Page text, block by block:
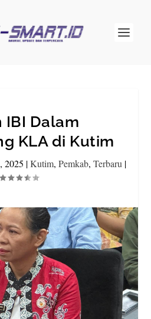
IBI Dalam
KLA di Kutim
2025 |Kutim, Pemkab, Terbaru |